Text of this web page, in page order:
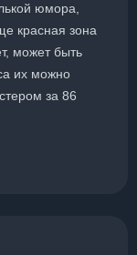
юмора,
красная зона
может быть
их можно
за 86